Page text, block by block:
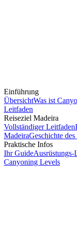
Einführung
ÜbersichtWas ist
Leitfaden
Reiseziel Madeira
Vollständiger Leitfaden
MadeiraGeschichte
Praktische Infos
Ihr GuideAusrüstungs-
Canyoning Levels